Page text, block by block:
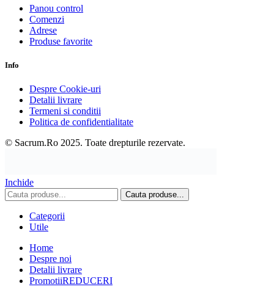
Panou control
Comenzi
Adrese
Produse favorite
Info
Despre Cookie-uri
Detalii livrare
Termeni si conditii
Politica de confidentialitate
© Sacrum.Ro 2025. Toate drepturile rezervate.
Inchide
Cauta produse...
Categorii
Utile
Home
Despre noi
Detalii livrare
PromotiiREDUCERI